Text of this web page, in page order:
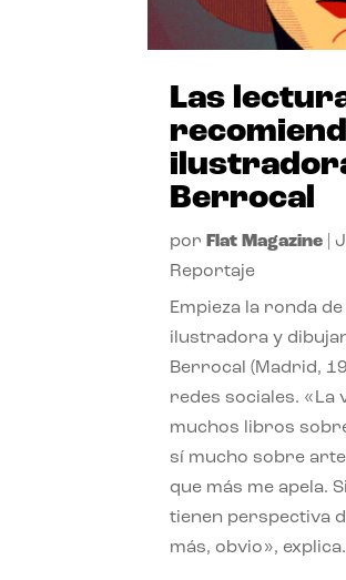
Las
Berrocal
por Flat Magazine
Reportaje
Empieza la ronda
ilustradora y
Berrocal (Madrid,
redes sociales. «La
muchos libros
sí mucho sobre
que más me apela.
tienen perspectiva
más, obvio», explica.